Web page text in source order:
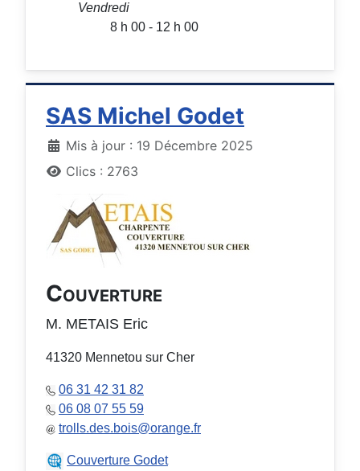
Vendredi
8 h 00 - 12 h 00
SAS Michel Godet
DétailsMis à jour : 19 Décembre 2025
Clics : 2763
Couverture
M. METAIS Eric
41320 Mennetou sur Cher
06 31 42 31 82
06 08 07 55 59
trolls.des.bois@orange.fr
Couverture Godet